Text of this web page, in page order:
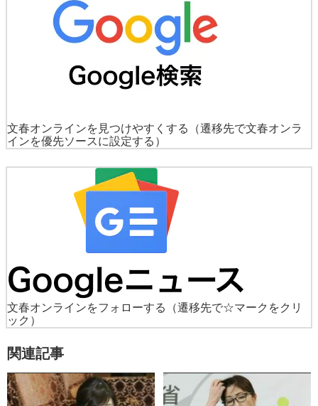
文春オンラインを見つけやすくする
（遷移先で文春オンラ
インを優先ソースに設定する）
文春オンラインをフォローする
（遷移先で☆マークをクリ
ック）
関連記事